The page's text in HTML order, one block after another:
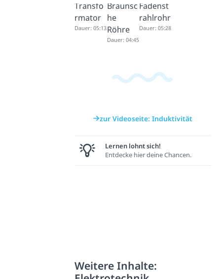
Transfo
rmator
Dauer: 05:13
Braunsc
he
Röhre
Dauer: 04:45
Fadenst
rahlrohr
Dauer: 05:28
zur Videoseite: Induktivität
Lernen lohnt sich!
Entdecke hier deine Chancen.
Weitere Inhalte: